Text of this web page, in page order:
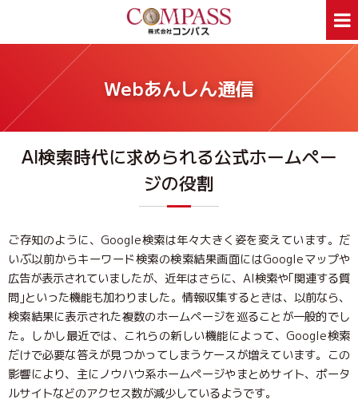
ホーム
ホームページ制作 デザイン印刷
ウェアプリント
旅行事業部 資料ダウンロード
外部スタッフ募集
サイトマップ
お問合せはお気軽に
TEL: 046-250-1005
月～金曜日 9:00～17:00
お問合せ
Webあんしん通信
AI検索時代に求められる公式ホームペー
ジの役割
ご存知のように、Google検索は年々大きく姿を変えています。だ
いぶ以前からキーワード検索の検索結果画面にはGoogleマップや
広告が表示されていましたが、近年はさらに、AI検索や｢関連する質
問｣といった機能も加わりました。情報収集するときは、以前なら、
検索結果に表示された複数のホームページを巡ることが一般的でし
た。しかし最近では、これらの新しい機能によって、Google検索
だけで必要な答えが見つかってしまうケースが増えています。この
影響により、主にノウハウ系ホームページやまとめサイト、ポータ
ルサイトなどのアクセス数が減少しているようです。